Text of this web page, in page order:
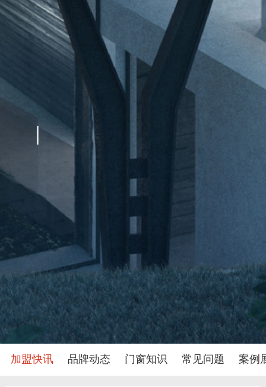
加盟快讯 品牌动态 门窗知识 常见问题 案例